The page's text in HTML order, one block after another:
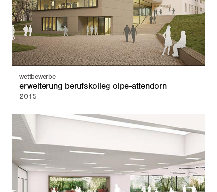
wettbewerbe
erweiterung berufskolleg olpe-attendorn
2015